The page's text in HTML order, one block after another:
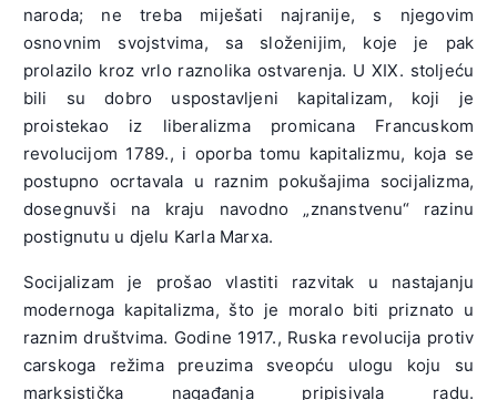
naroda; ne treba miješati najranije, s njegovim
osnovnim svojstvima, sa složenijim, koje je pak
prolazilo kroz vrlo raznolika ostvarenja. U XIX. stoljeću
bili su dobro uspostavljeni kapitalizam, koji je
proistekao iz liberalizma promicana Francuskom
revolucijom 1789., i oporba tomu kapitalizmu, koja se
postupno ocrtavala u raznim pokušajima socijalizma,
dosegnuvši na kraju navodno „znanstvenu“ razinu
postignutu u djelu Karla Marxa.
Socijalizam je prošao vlastiti razvitak u nastajanju
modernoga kapitalizma, što je moralo biti priznato u
raznim društvima. Godine 1917., Ruska revolucija protiv
carskoga režima preuzima sveopću ulogu koju su
marksistička nagađanja pripisivala radu.